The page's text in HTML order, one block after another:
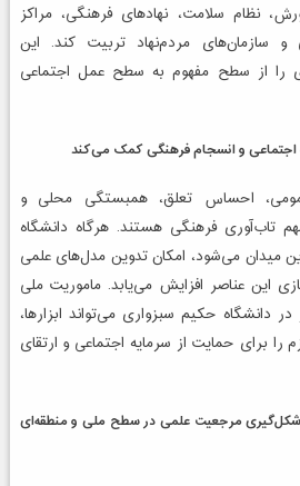
نظام سلامت، نهادهای فرهنگی، مراکز
و سازمان‌های مردم‌نهاد تربیت کند. این
را از سطح مفهوم به سطح عمل اجتماعی
عمومی، احساس تعلق، همبستگی محلی و
تاب‌آوری فرهنگی هستند. هرگاه دانشگاه
میدان می‌شود، امکان تدوین مدل‌های علمی
این عناصر افزایش می‌یابد. ماموریت ملی
دانشگاه حکیم سبزواری می‌تواند ابزارها،
برای حمایت از سرمایه اجتماعی و ارتقای
شکل‌گیری مرجعیت علمی در سطح ملی و منطقه‌ای